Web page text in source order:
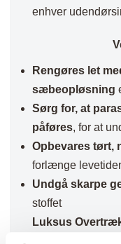
enhver
Rengøres let
sæbeopløsning
Sørg for, at
påføres, for at
Opbevares tørt,
forlænge
Undgå skarpe
stoffet
Luksus